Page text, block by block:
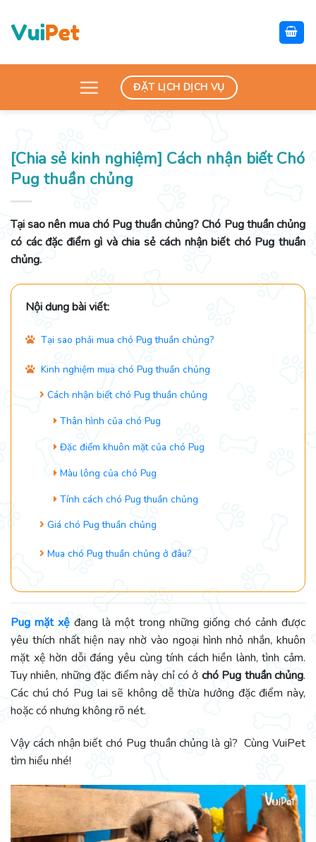
content
ĐẶT LỊCH DỊCH VỤ
[Chia sẻ kinh nghiệm] Cách nhận biết Chó
Pug thuần chủng
Tại sao nên mua chó Pug thuần chủng? Chó Pug thuần chủng
có các đặc điểm gì và chia sẻ cách nhận biết chó Pug thuần
chủng.
Nội dung bài viết:
Tại sao phải mua chó Pug thuần chủng?
Kinh nghiệm mua chó Pug thuần chủng
Cách nhận biết chó Pug thuần chủng
Thân hình của chó Pug
Đặc điểm khuôn mặt của chó Pug
Màu lông của chó Pug
Tính cách chó Pug thuần chủng
Giá chó Pug thuần chủng
Mua chó Pug thuần chủng ở đâu?
Pug mặt xệ đang là một trong những giống chó cảnh được
yêu thích nhất hiện nay nhờ vào ngoại hình nhỏ nhắn, khuôn
mặt xệ hờn dỗi đáng yêu cùng tính cách hiền lành, tình cảm.
Tuy nhiên, những đặc điểm này chỉ có ở chó Pug thuần chủng.
Các chú chó Pug lai sẽ không dễ thừa hưởng đặc điểm này,
hoặc có nhưng không rõ nét.
Vậy cách nhận biết chó Pug thuần chủng là gì? Cùng VuiPet
tìm hiểu nhé!